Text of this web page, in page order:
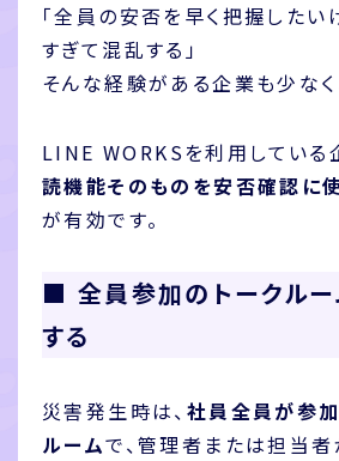
「全員の安否を早く把握したい
すぎて混乱する」
そんな経験がある企業も少なく
LINE WORKSを利用している
読機能そのものを安否確認に
が有効です。
■ 全員参加のトークル
する
災害発生時は、 社員全員が参
ルームで、管理者または担当